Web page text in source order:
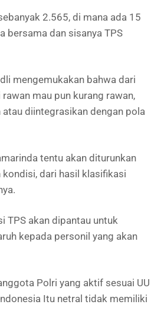
2.565, di mana ada 15
bersama dan sisanya TPS
mengemukakan bahwa dari
mau pun kurang rawan,
diintegrasikan dengan pola
tentu akan diturunkan
dari hasil klasifikasi
TPS akan dipantau untuk
kepada personil yang akan
Polri yang aktif sesuai UU
Itu netral tidak memiliki